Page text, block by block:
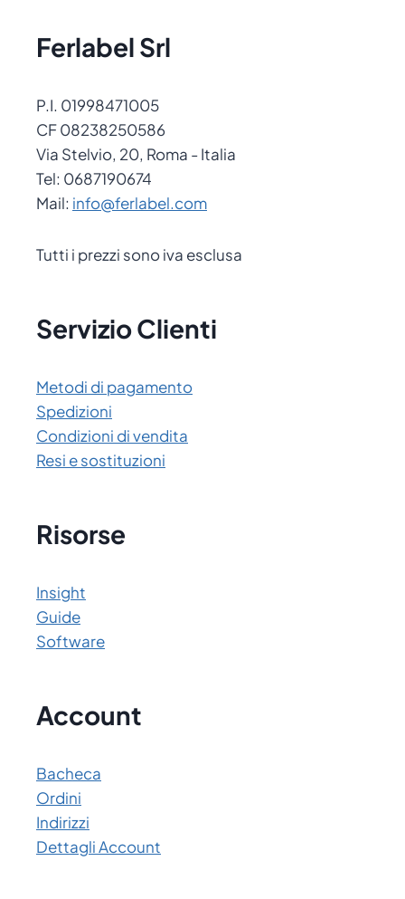
Ferlabel Srl
P.I. 01998471005
CF 08238250586
Via Stelvio, 20, Roma - Italia
Tel: 0687190674
Mail: info@ferlabel.com
Tutti i prezzi sono iva esclusa
Servizio Clienti
Metodi di pagamento
Spedizioni
Condizioni di vendita
Resi e sostituzioni
Risorse
Insight
Guide
Software
Account
Bacheca
Ordini
Indirizzi
Dettagli Account